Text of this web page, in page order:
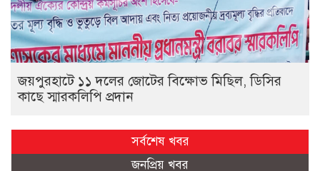
জয়পুরহাটে ১১ দলের জোটের বিক্ষোভ মিছিল, ডিসির
কাছে স্মারকলিপি প্রদান
সর্বশেষ খবর
জনপ্রিয় খবর